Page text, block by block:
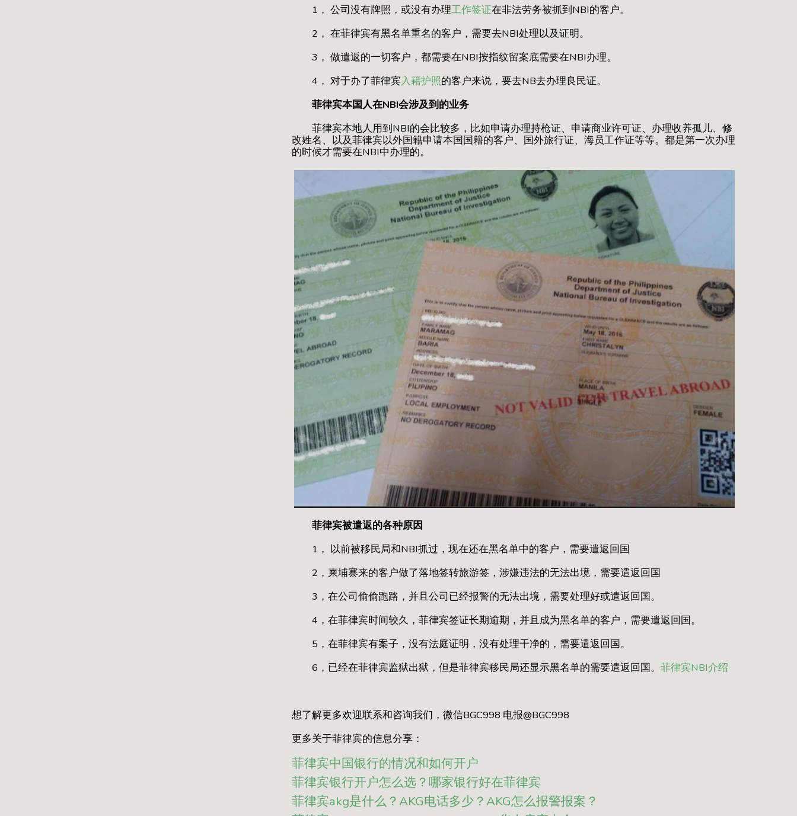
1， 公司没有牌照，或没有办理工作签证在非法劳务被抓到NBI的客户。
2， 在菲律宾有黑名单重名的客户，需要去NBI处理以及证明。
3， 做遣返的一切客户，都需要在NBI按指纹留案底需要在NBI办理。
4， 对于办了菲律宾入籍护照的客户来说，要去NB去办理良民证。
菲律宾本国人在NBI会涉及到的业务
菲律宾本地人用到NBI的会比较多，比如申请办理持枪证、申请商业许可证、办理收养孤儿、修
改姓名、以及菲律宾以外国籍申请本国国籍的客户、国外旅行证、海员工作证等等。都是第一次办理
的时候才需要在NBI中办理的。
菲律宾被遣返的各种原因
1， 以前被移民局和NBI抓过，现在还在黑名单中的客户，需要遣返回国
2，柬埔寨来的客户做了落地签转旅游签，涉嫌违法的无法出境，需要遣返回国
3，在公司偷偷跑路，并且公司已经报警的无法出境，需要处理好或遣返回国。
4，在菲律宾时间较久，菲律宾签证长期逾期，并且成为黑名单的客户，需要遣返回国。
5，在菲律宾有案子，没有法庭证明，没有处理干净的，需要遣返回国。
6，已经在菲律宾监狱出狱，但是菲律宾移民局还显示黑名单的需要遣返回国。 菲律宾NBI介绍
想了解更多欢迎联系和咨询我们，微信BGC998 电报@BGC998
更多关于菲律宾的信息分享：
菲律宾中国银行的情况和如何开户
菲律宾银行开户怎么选？哪家银行好在菲律宾
菲律宾akg是什么？AKG电话多少？AKG怎么报警报案？